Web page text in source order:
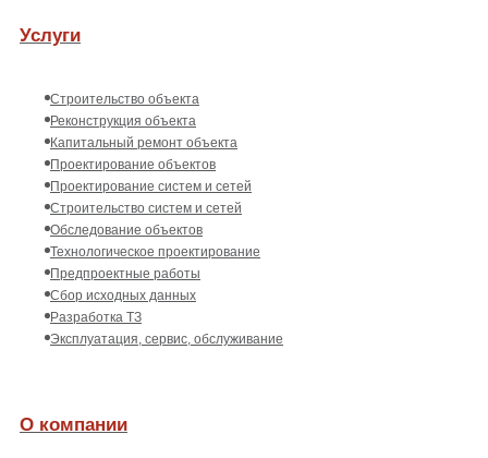
Услуги
Строительство объекта
Реконструкция объекта
Капитальный ремонт объекта
Проектирование объектов
Проектирование систем и сетей
Строительство систем и сетей
Обследование объектов
Технологическое проектирование
Предпроектные работы
Сбор исходных данных
Разработка ТЗ
Эксплуатация, сервис, обслуживание
О компании